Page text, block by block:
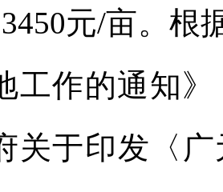
元/亩。根
工作的通知
关于印发〈